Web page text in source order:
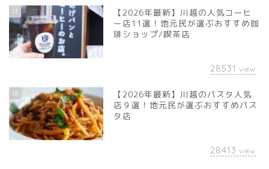
17
【2026年最新】川越の人気コーヒ
ー店11選！地元民が選ぶおすすめ珈
琲ショップ/喫茶店
28531 view
18
【2026年最新】川越のパスタ人気
店９選！地元民が選ぶおすすめパス
タ店
28413 view